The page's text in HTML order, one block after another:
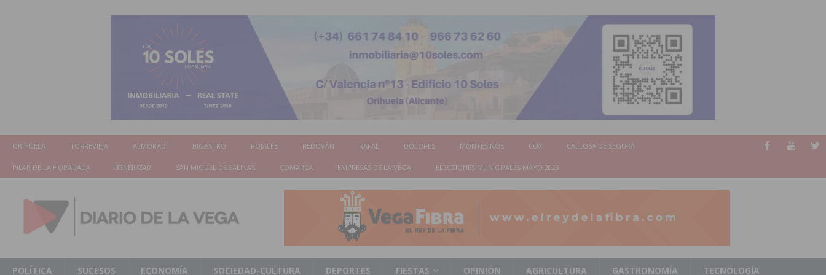
ORIHUELA TORREVIEJA ALMORADÍ BIGASTRO ROJALES REDOVÁN RAFAL DOLORES MONTESINOS COX CALLOSA DE SEGURA
PILAR DE LA HORADADA BENEJUZAR SAN MIGUEL DE SALINAS COMARCA EMPRESAS DE LA VEGA ELECCIONES MUNICIPALES MAYO 2023
POLÍTICA SUCESOS ECONOMÍA SOCIEDAD-CULTURA DEPORTES FIESTAS OPINIÓN AGRICULTURA GASTRONOMÍA TECNOLOGÍA